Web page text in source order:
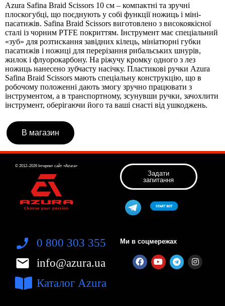
Azura Safina Braid Scissors 10 см – компактні та зручні
плоскогубці, що поєднують у собі функції ножиць і міні-
пасатижів. Safina Braid Scissors виготовлено з високоякісної
сталі із чорним PTFE покриттям. Інструмент має спеціальний
«зуб» для розтискання завідних кілець, мініатюрні губки
пасатижів і ножиці для перерізання рибальських шнурів,
жилок і флуорокарбону. На ріжучу кромку одного з лез
ножиць нанесено зубчасту насічку. Пластикові ручки Azura
Safina Braid Scissors мають спеціальну конструкцію, що в
робочому положенні дають змогу зручно працювати з
інструментом, а в транспортному, зсунувши ручки, зачохлити
інструмент, оберігаючи його та ваші снасті від ушкоджень.
В магазин
© 2012–2026 Інтернет сайт «Azura»
Задати
запитання
0 800 303 355
info@azura.ua
Каталог Azura
Ми в соцмережах